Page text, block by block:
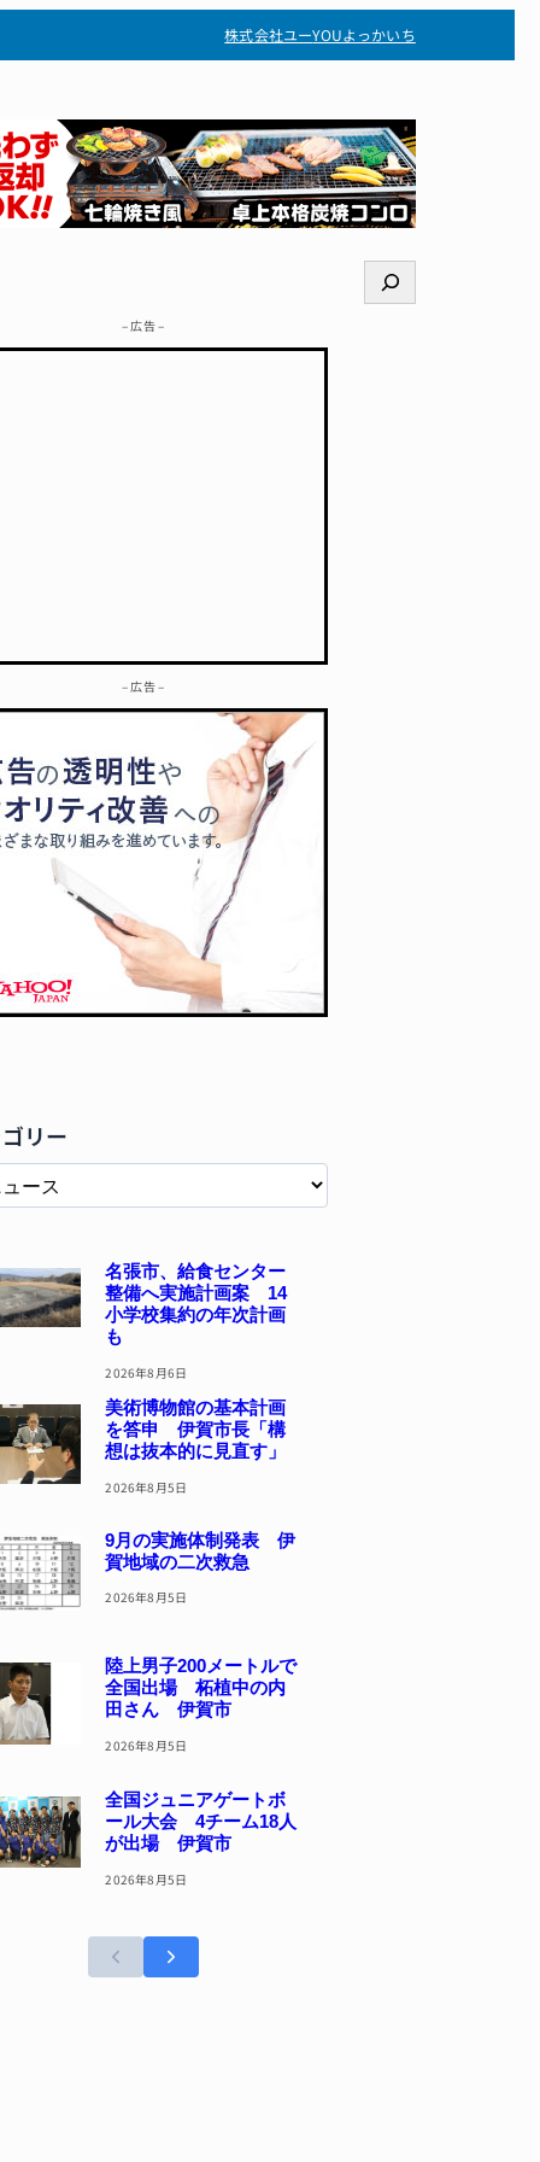
株式会社ユーYOUよっかいち
検
索
– 広告 –
– 広告 –
リー
名張市、給食センター
整備へ実施計画案 14
小学校集約の年次計画
も
2026年8月6日
美術博物館の基本計画
を答申 伊賀市長「構
想は抜本的に見直す」
2026年8月5日
9月の実施体制発表 伊
賀地域の二次救急
2026年8月5日
陸上男子200メートルで
全国出場 柘植中の内
田さん 伊賀市
2026年8月5日
全国ジュニアゲートボ
ール大会 4チーム18人
が出場 伊賀市
2026年8月5日